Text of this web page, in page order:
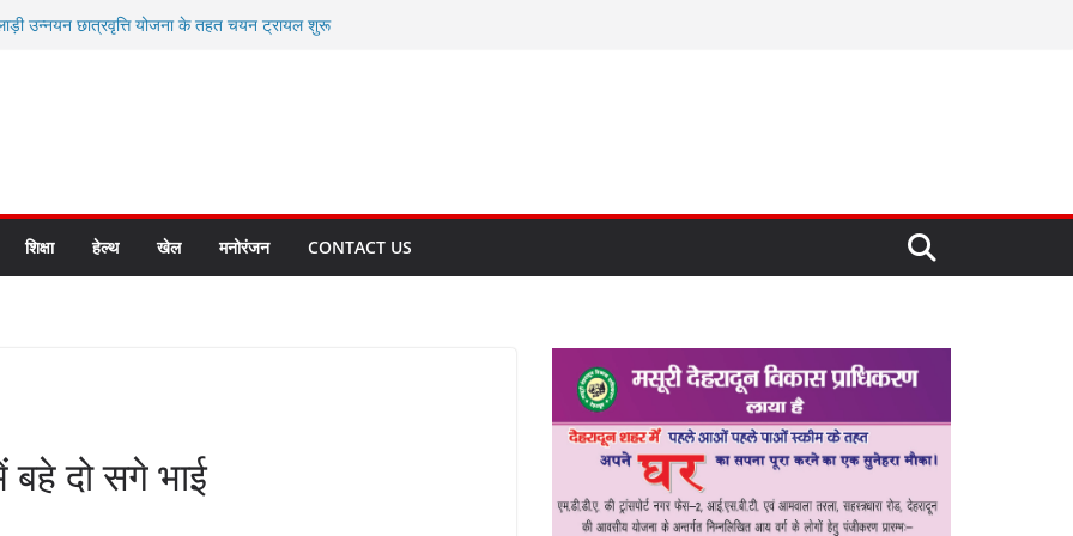
उन्नयन छात्रवृत्ति योजना के तहत चयन ट्रायल शुरू
आपदा मित्र कैडेट्स का हुआ है चयन
की सबसे बड़ी ताकत : मुख्यमंत्री पुष्कर सिंह धामी
बनाने के संकल्प को करना होगा साकार- मुख्यमंत्री
शिक्षा हेल्थ खेल मनोरंजन CONTACT US
बहे दो सगे भाई